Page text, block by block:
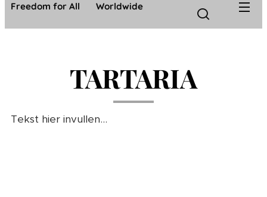
Freedom for All ❤️ Worldwide
TARTARIA
Tekst hier invullen...